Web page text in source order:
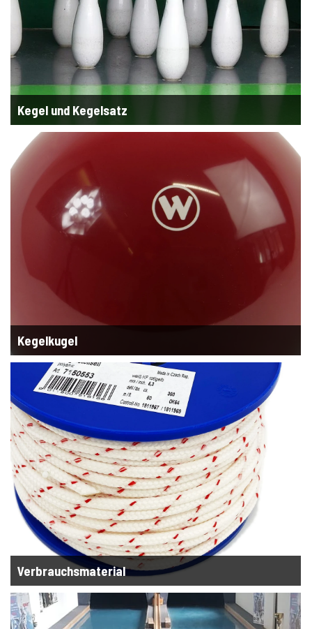
Kegel und Kegelsatz
Kegelkugel
Verbrauchsmaterial